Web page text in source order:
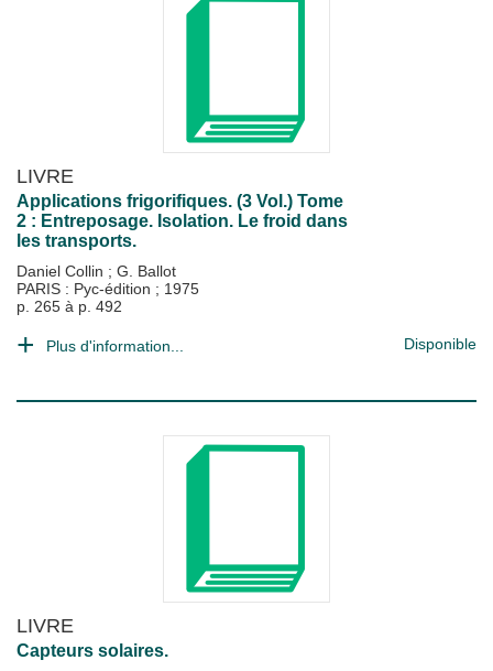
LIVRE
Applications frigorifiques. (3 Vol.) Tome
2 : Entreposage. Isolation. Le froid dans
les transports.
Daniel Collin ; G. Ballot
PARIS : Pyc-édition ; 1975
p. 265 à p. 492
Plus d'information... Disponible
LIVRE
Capteurs solaires.